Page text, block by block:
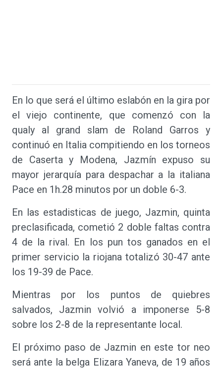
En lo que será el último eslabón en la gira por
el viejo continente, que comenzó con la
qualy al grand slam de Roland Garros y
continuó en Italia compitiendo en los torneos
de Caserta y Modena, Jazmín expuso su
mayor jerarquía para despachar a la italiana
Pace en 1h.28 minutos por un doble 6-3.
En las estadisticas de juego, Jazmin, quinta
preclasificada, cometió 2 doble faltas contra
4 de la rival. En los pun tos ganados en el
primer servicio la riojana totalizó 30-47 ante
los 19-39 de Pace.
Mientras por los puntos de quiebres
salvados, Jazmin volvió a imponerse 5-8
sobre los 2-8 de la representante local.
El próximo paso de Jazmin en este tor neo
será ante la belga Elizara Yaneva, de 19 años